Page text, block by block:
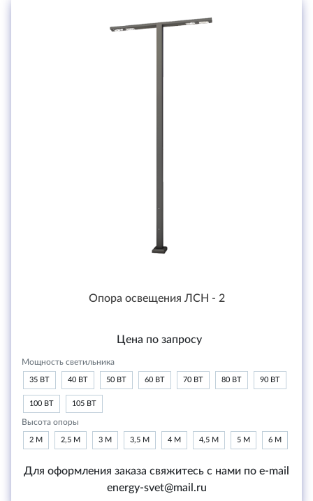
Опора освещения ЛСН - 2
Цена по запросу
Мощность светильника
35 ВТ 40 ВТ 50 ВТ 60 ВТ 70 ВТ 80 ВТ 90 ВТ
100 ВТ 105 ВТ
Высота опоры
2 М 2,5 М 3 М 3,5 М 4 М 4,5 М 5 М 6 М
Для оформления заказа свяжитесь с нами по e-mail
energy-svet@mail.ru